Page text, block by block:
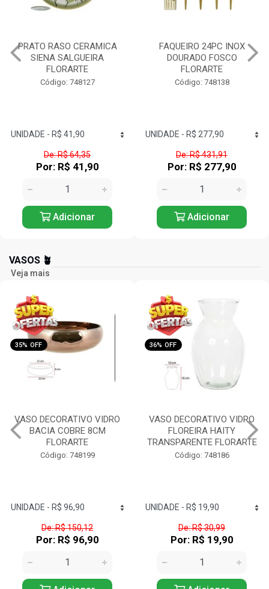
PRATO RASO CERAMICA
SIENA SALGUEIRA
FLORARTE
Código: 748127
De: R$ 64,35
Por: R$ 41,90
Adicionar
FAQUEIRO 24PC INOX
DOURADO FOSCO
FLORARTE
Código: 748138
De: R$ 431,91
Por: R$ 277,90
Adicionar
VASOS 🪴
Veja mais
35% OFF
VASO DECORATIVO VIDRO
BACIA COBRE 8CM
FLORARTE
Código: 748199
De: R$ 150,12
Por: R$ 96,90
36% OFF
VASO DECORATIVO VIDRO
FLOREIRA HAITY
TRANSPARENTE FLORARTE
Código: 748186
De: R$ 30,99
Por: R$ 19,90